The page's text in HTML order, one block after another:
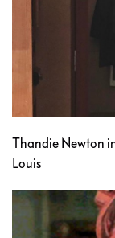
Thandie Newton
Louis